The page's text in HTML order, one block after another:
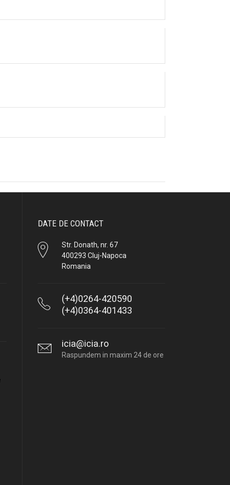
DATE DE CONTACT
Str. Donath, nr. 67
400293 Cluj-Napoca
Romania
(+4)0264-420590
(+4)0364-401433
icia@icia.ro
Raspundem in maxim 24 de ore